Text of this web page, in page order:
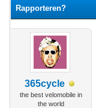
Rapporteren?
365cycle
the best velomobile in
the world